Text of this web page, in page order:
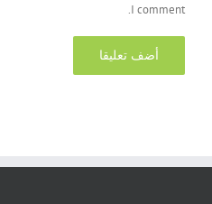
I comment.